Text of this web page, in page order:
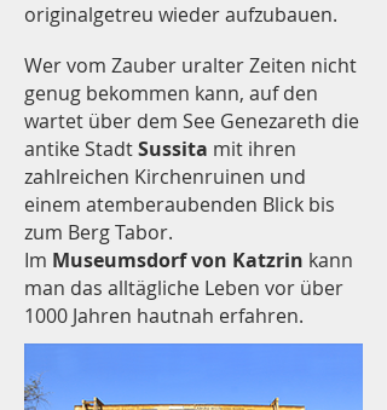
originalgetreu wieder aufzubauen.
Wer vom Zauber uralter Zeiten nicht
genug bekommen kann, auf den
wartet über dem See Genezareth die
antike StadtSussita mit ihren
zahlreichen Kirchenruinen und
einem atemberaubenden Blick bis
zum Berg Tabor.
Im Museumsdorf von Katzrin kann
man das alltägliche Leben vor über
1000 Jahren hautnah erfahren.